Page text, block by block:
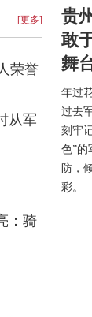
[更多]
荣誉
从军
：骑
贵
敢
舞
年过
过去
刻牢
色”的
防，
彩。